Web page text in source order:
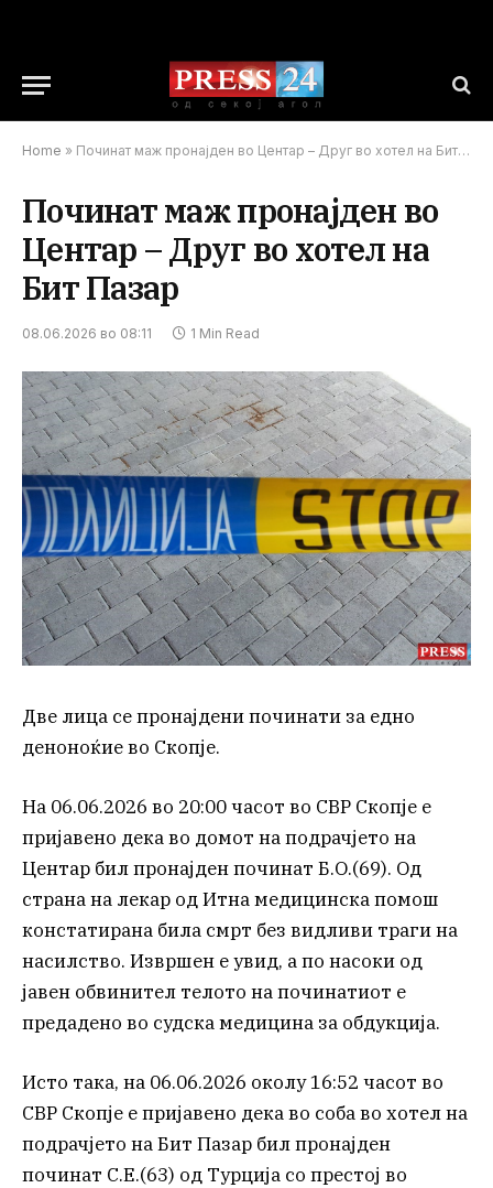
Home » Починат маж пронајден во Центар – Друг во хотел на Бит Пазар
Починат маж пронајден во
Центар – Друг во хотел на
Бит Пазар
08.06.2026 во 08:11 1 Min Read
Две лица се пронајдени починати за едно
деноноќие во Скопје.
На 06.06.2026 во 20:00 часот во СВР Скопје е
пријавено дека во домот на подрачјето на
Центар бил пронајден починат Б.О.(69). Од
страна на лекар од Итна медицинска помош
констатирана била смрт без видливи траги на
насилство. Извршен е увид, а по насоки од
јавен обвинител телото на починатиот е
предадено во судска медицина за обдукција.
Исто така, на 06.06.2026 околу 16:52 часот во
СВР Скопје е пријавено дека во соба во хотел на
подрачјето на Бит Пазар бил пронајден
починат С.Е.(63) од Турција со престој во